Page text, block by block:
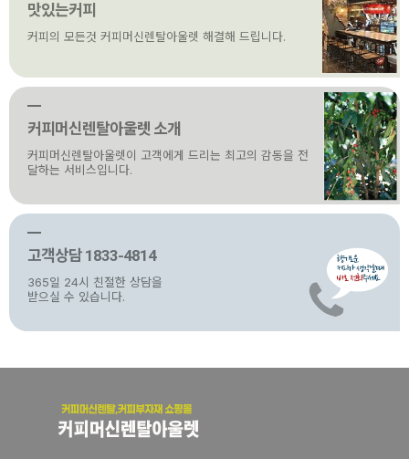
맛있는커피
커피의 모든것 커피머신렌탈아울렛 해결해 드립니다.
커피머신렌탈아울렛 소개
커피머신렌탈아울렛이 고객에게 드리는 최고의 감동을 전
달하는 서비스입니다.
고객상담 1833-4814
365일 24시 친절한 상담을
받으실 수 있습니다.